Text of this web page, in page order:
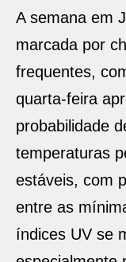
A semana em
marcada por
frequentes,
quarta-feira
probabilidade
temperaturas
estáveis, com
entre as
índices UV se